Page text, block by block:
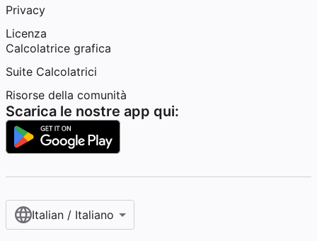
Privacy
Licenza
Calcolatrice grafica
Suite Calcolatrici
Risorse della comunità
Scarica le nostre app qui:
Italian / Italiano‎